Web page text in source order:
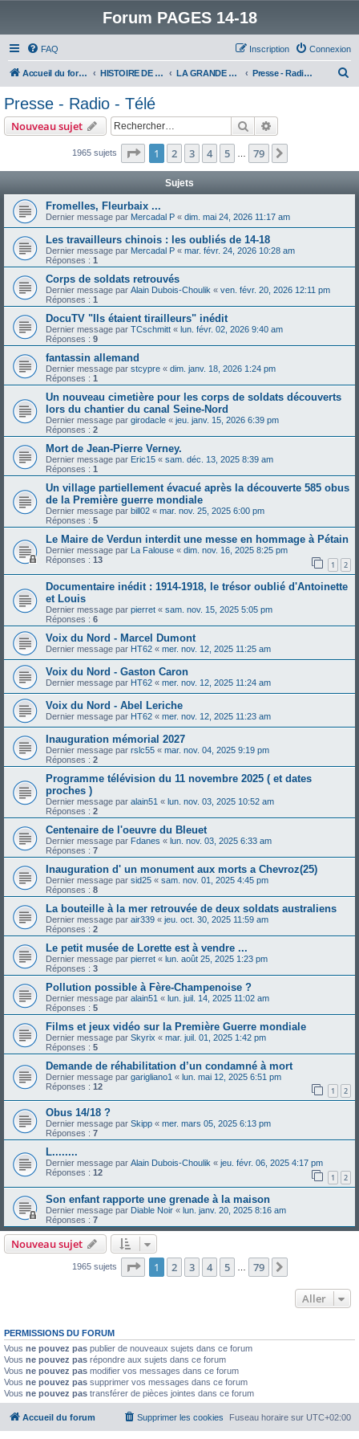
Forum PAGES 14-18
FAQ Connexion
Inscription
Accueil du forum HISTOIRE DE LA GRANDE GUERRE LA GRANDE GUERRE VUE D'AUJOURD'HUI Presse - Radio - Télé
e
Presse - Radio - Télé
Nouveau sujet Rechercher
1965 sujets Page 1sur79
1 2 3 4 5 79
Sujets
Fromelles, Fleurbaix ...
Dernier message par Mercadal P « dim. mai 24, 2026 11:17 am
Les travailleurs chinois : les oubliés de 14-18
Dernier message par Mercadal P « mar. févr. 24, 2026 10:28 am
Réponses : 1
Corps de soldats retrouvés
Dernier message par Alain Dubois-Choulik « ven. févr. 20, 2026 12:11 pm
Réponses : 1
DocuTV "Ils étaient tirailleurs" inédit
Dernier message par TCschmitt « lun. févr. 02, 2026 9:40 am
Réponses : 9
fantassin allemand
Dernier message par stcypre « dim. janv. 18, 2026 1:24 pm
Réponses : 1
Un nouveau cimetière pour les corps de soldats découverts
lors du chantier du canal Seine-Nord
Dernier message par girodacle « jeu. janv. 15, 2026 6:39 pm
Réponses : 2
Mort de Jean-Pierre Verney.
Dernier message par Eric15 « sam. déc. 13, 2025 8:39 am
Réponses : 1
Un village partiellement évacué après la découverte 585 obus
de la Première guerre mondiale
Dernier message par bill02 « mar. nov. 25, 2025 6:00 pm
Réponses : 5
Le Maire de Verdun interdit une messe en hommage à Pétain
Dernier message par La Falouse « dim. nov. 16, 2025 8:25 pm
Réponses : 13 1 2
Documentaire inédit : 1914-1918, le trésor oublié d'Antoinette
et Louis
Dernier message par pierret « sam. nov. 15, 2025 5:05 pm
Réponses : 6
Voix du Nord - Marcel Dumont
Dernier message par HT62 « mer. nov. 12, 2025 11:25 am
Voix du Nord - Gaston Caron
Dernier message par HT62 « mer. nov. 12, 2025 11:24 am
Voix du Nord - Abel Leriche
Dernier message par HT62 « mer. nov. 12, 2025 11:23 am
Inauguration mémorial 2027
Dernier message par rslc55 « mar. nov. 04, 2025 9:19 pm
Réponses : 2
Programme télévision du 11 novembre 2025 ( et dates
proches )
Dernier message par alain51 « lun. nov. 03, 2025 10:52 am
Réponses : 2
Centenaire de l'oeuvre du Bleuet
Dernier message par Fdanes « lun. nov. 03, 2025 6:33 am
Réponses : 7
Inauguration d' un monument aux morts a Chevroz(25)
Dernier message par sid25 « sam. nov. 01, 2025 4:45 pm
Réponses : 8
La bouteille à la mer retrouvée de deux soldats australiens
Dernier message par air339 « jeu. oct. 30, 2025 11:59 am
Réponses : 2
Le petit musée de Lorette est à vendre ...
Dernier message par pierret « lun. août 25, 2025 1:23 pm
Réponses : 3
Pollution possible à Fère-Champenoise ?
Dernier message par alain51 « lun. juil. 14, 2025 11:02 am
Réponses : 5
Films et jeux vidéo sur la Première Guerre mondiale
Dernier message par Skyrix « mar. juil. 01, 2025 1:42 pm
Réponses : 5
Demande de réhabilitation d’un condamné à mort
Dernier message par garigliano1 « lun. mai 12, 2025 6:51 pm
Réponses : 12 1 2
Obus 14/18 ?
Dernier message par Skipp « mer. mars 05, 2025 6:13 pm
Réponses : 7
L........
Dernier message par Alain Dubois-Choulik « jeu. févr. 06, 2025 4:17 pm
Réponses : 12 1 2
Son enfant rapporte une grenade à la maison
Dernier message par Diable Noir « lun. janv. 20, 2025 8:16 am
Réponses : 7
Nouveau sujet
1965 sujets Page 1sur79
1 2 3 4 5 79
Aller
PERMISSIONS DU FORUM
Vous ne pouvez pas publier de nouveaux sujets dans ce forum
Vous ne pouvez pas répondre aux sujets dans ce forum
Vous ne pouvez pas modifier vos messages dans ce forum
Vous ne pouvez pas supprimer vos messages dans ce forum
Vous ne pouvez pas transférer de pièces jointes dans ce forum
Accueil du forum Fuseau horaire sur UTC+02:00
Supprimer les cookies